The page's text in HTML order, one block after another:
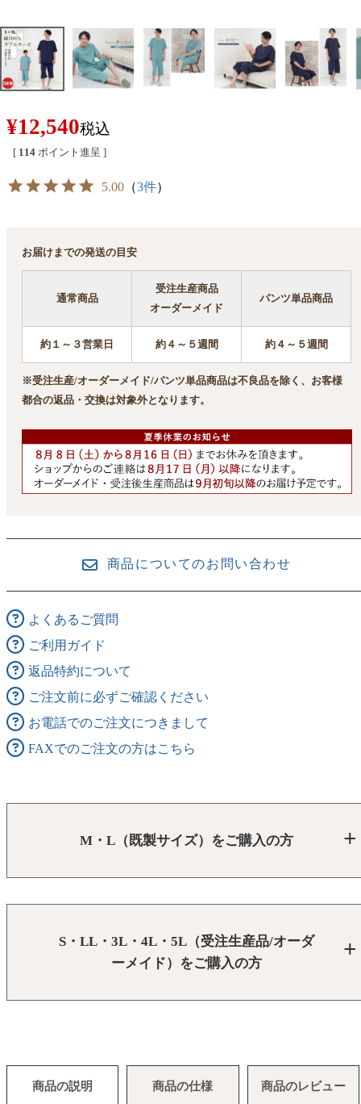
¥12,540税込
[ 114 ポイント進呈 ]
5.00 （3件）
お届けまでの発送の目安
通常商品
受注生産商品
オーダーメイド
パンツ単品商品
約１～３営業日 約４～５週間 約４～５週間
※受注生産/オーダーメイド/パンツ単品商品は不良品を除く、お客様
都合の返品・交換は対象外となります。
商品についてのお問い合わせ
よくあるご質問
ご利用ガイド
返品特約について
ご注文前に必ずご確認ください
お電話でのご注文につきまして
FAXでのご注文の方はこちら
M・L（既製サイズ）をご購入の方
S・LL・3L・4L・5L（受注生産品/オーダ
ーメイド）をご購入の方
商品の説明 商品の仕様 商品のレビュー